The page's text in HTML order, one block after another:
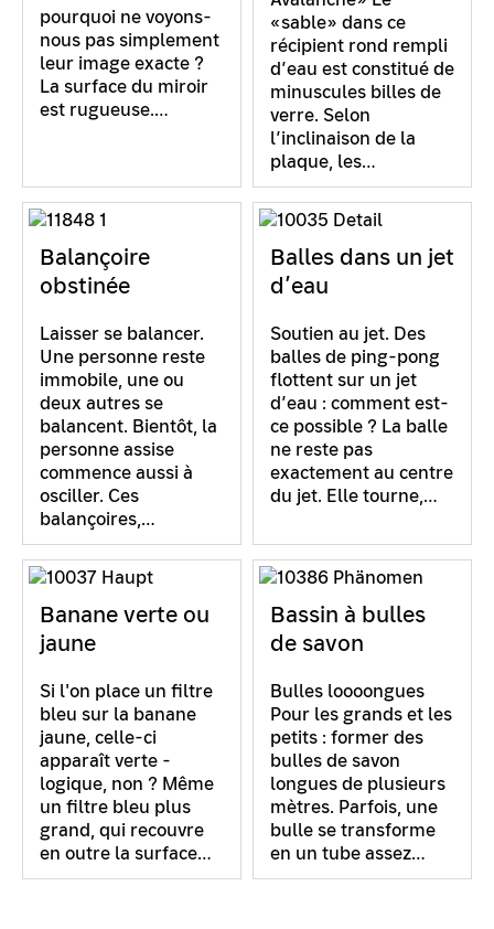
pourquoi ne voyons-
nous pas simplement
leur image exacte ?
La surface du miroir
est rugueuse.…
«sable» dans ce
récipient rond rempli
d’eau est constitué de
minuscules billes de
verre. Selon
l’inclinaison de la
plaque, les…
Balançoire
obstinée
Laisser se balancer.
Une personne reste
immobile, une ou
deux autres se
balancent. Bientôt, la
personne assise
commence aussi à
osciller. Ces
balançoires,…
Balles dans un jet
d’eau
Soutien au jet. Des
balles de ping-pong
flottent sur un jet
d’eau : comment est-
ce possible ? La balle
ne reste pas
exactement au centre
du jet. Elle tourne,…
Banane verte ou
jaune
Si l'on place un filtre
bleu sur la banane
jaune, celle-ci
apparaît verte -
logique, non ? Même
un filtre bleu plus
grand, qui recouvre
en outre la surface…
Bassin à bulles
de savon
Bulles loooongues
Pour les grands et les
petits : former des
bulles de savon
longues de plusieurs
mètres. Parfois, une
bulle se transforme
en un tube assez…